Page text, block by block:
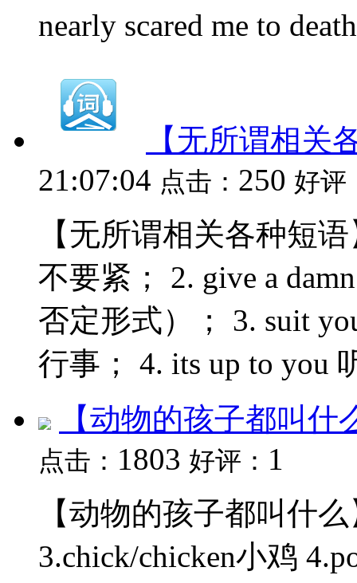
nearly scared me to
【无所谓相关
21:07:04 点击： 250 好评
【无所谓相关各种短
不要紧； 2. give a
否定形式）； 3. suit
行事； 4. its up to you
【动物的孩子都叫什
点击： 1803 好评： 1
【动物的孩子都叫什
3.chick/chicken小鸡